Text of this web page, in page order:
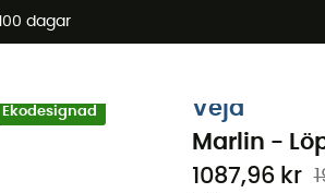
dagar
av 2 produkter* kod Summer5
Ekodesignad
Veja
Marlin -
1087,96 kr